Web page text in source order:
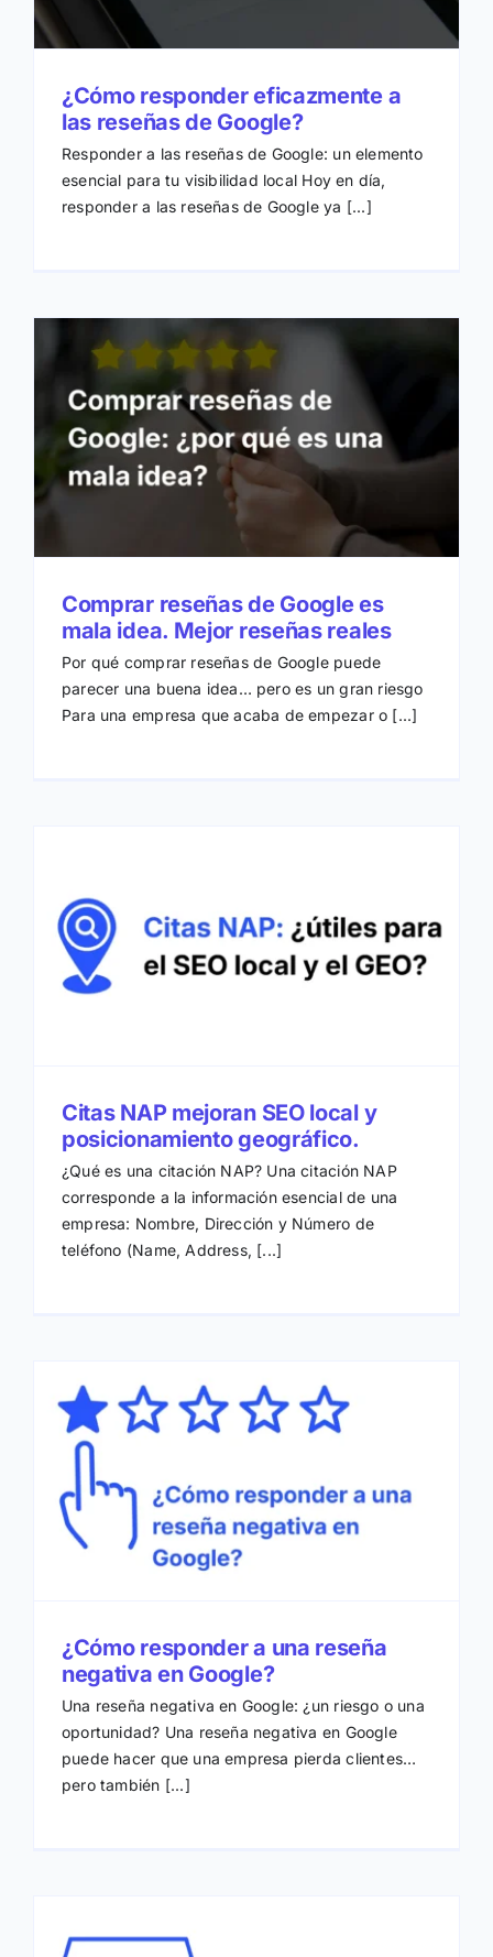
¿Cómo responder eficazmente a
las reseñas de Google?
Responder a las reseñas de Google: un elemento
esencial para tu visibilidad local Hoy en día,
responder a las reseñas de Google ya [...]
Comprar reseñas de Google es
mala idea. Mejor reseñas reales
Por qué comprar reseñas de Google puede
parecer una buena idea… pero es un gran riesgo
Para una empresa que acaba de empezar o [...]
Citas NAP mejoran SEO local y
posicionamiento geográfico.
¿Qué es una citación NAP? Una citación NAP
corresponde a la información esencial de una
empresa: Nombre, Dirección y Número de
teléfono (Name, Address, [...]
¿Cómo responder a una reseña
negativa en Google?
Una reseña negativa en Google: ¿un riesgo o una
oportunidad? Una reseña negativa en Google
puede hacer que una empresa pierda clientes…
pero también [...]